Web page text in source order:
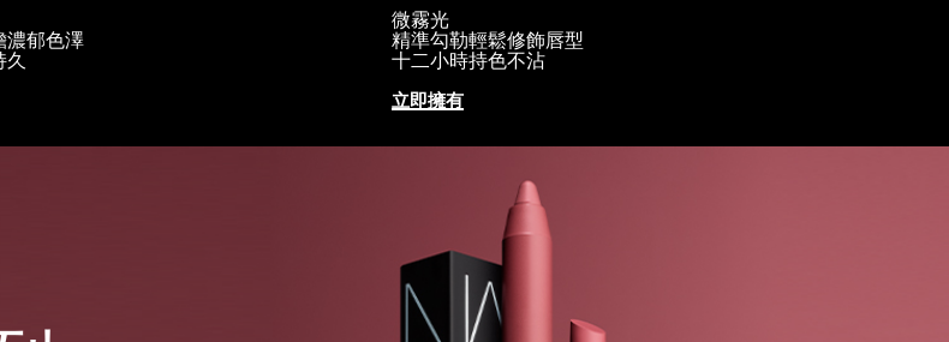
濃郁色澤
微霧光
精準勾勒輕鬆修飾唇型
十二小時持色不沾
立即擁有